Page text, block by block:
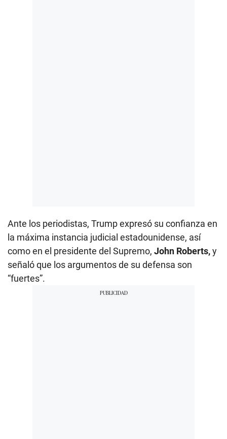
Ante los periodistas, Trump expresó su confianza en
la máxima instancia judicial estadounidense, así
como en el presidente del Supremo, John Roberts,y
señaló que los argumentos de su defensa son
“fuertes”.